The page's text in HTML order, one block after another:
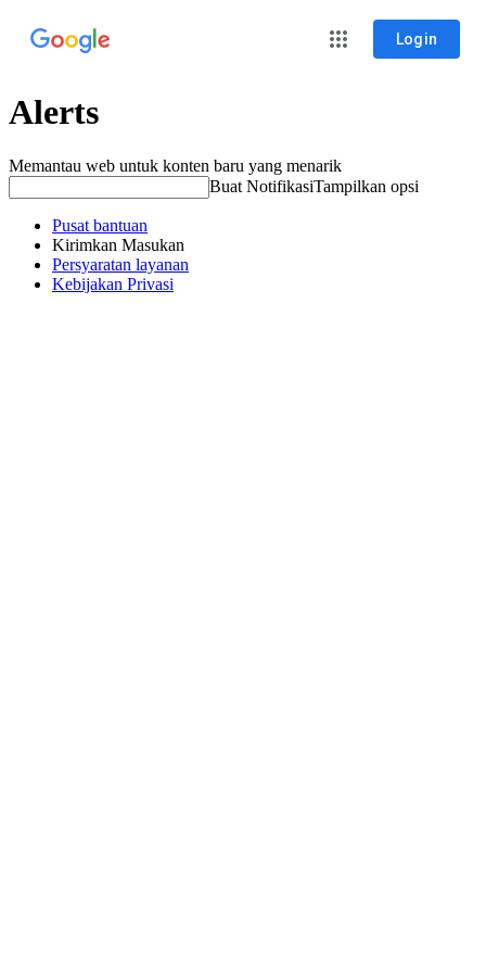
Login
Alerts
Memantau web untuk konten baru yang menarik
Buat NotifikasiTampilkan opsi
Pusat bantuan
Kirimkan Masukan
Persyaratan layanan
Kebijakan Privasi